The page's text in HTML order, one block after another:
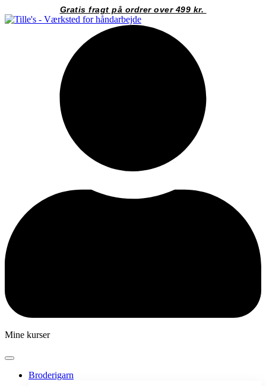
til
Gratis fragt på ordrer over 499 kr.
Mine kurser
Broderigarn